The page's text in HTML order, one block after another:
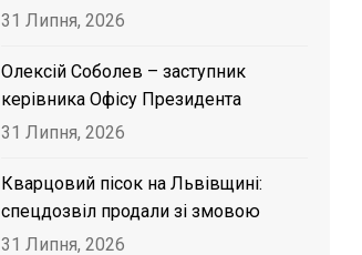
31 Липня, 2026
Олексій Соболев – заступник
керівника Офісу Президента
31 Липня, 2026
Кварцовий пісок на Львівщині:
спецдозвіл продали зі змовою
31 Липня, 2026